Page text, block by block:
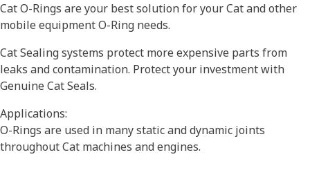
Cat O-Rings are your best solution for your Cat and other
mobile equipment O-Ring needs.
Cat Sealing systems protect more expensive parts from
leaks and contamination. Protect your investment with
Genuine Cat Seals.
Applications:
O-Rings are used in many static and dynamic joints
throughout Cat machines and engines.